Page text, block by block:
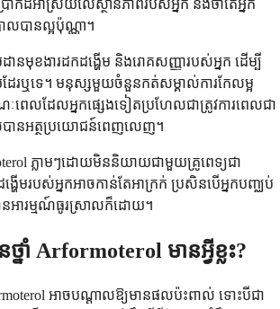
រាកដអាស្រ័យលើស្ថានភាពរបស់អ្នក និងថាតើអ្នក
លបានល្អប៉ុណ្ណា។
ានមុខងារដកដង្ហើម និងរោគសញ្ញារបស់អ្នក ដើម្បី
ែរឬទេ។ មនុស្សមួយចំនួនកត់សម្គាល់ការកែលម្អ
ៈពេលដែលអ្នកផ្សេងទៀតប្រហែលជាត្រូវការពេលជា
បានអត្ថប្រយោជន៍ពេញលេញ។
ភ្លាមៗដោយមិននិយាយជាមួយគ្រូពេទ្យជា
ហើមរបស់អ្នកអាចកាន់តែអាក្រក់ ប្រសិនបើអ្នកបញ្ឈប់
ានអារម្មណ៍ធូរស្រាលក៏ដោយ។
នាំ Arformoterol មានអ្វីខ្លះ?
អាចបណ្តាលឱ្យមានផលប៉ះពាល់ ទោះបីជា